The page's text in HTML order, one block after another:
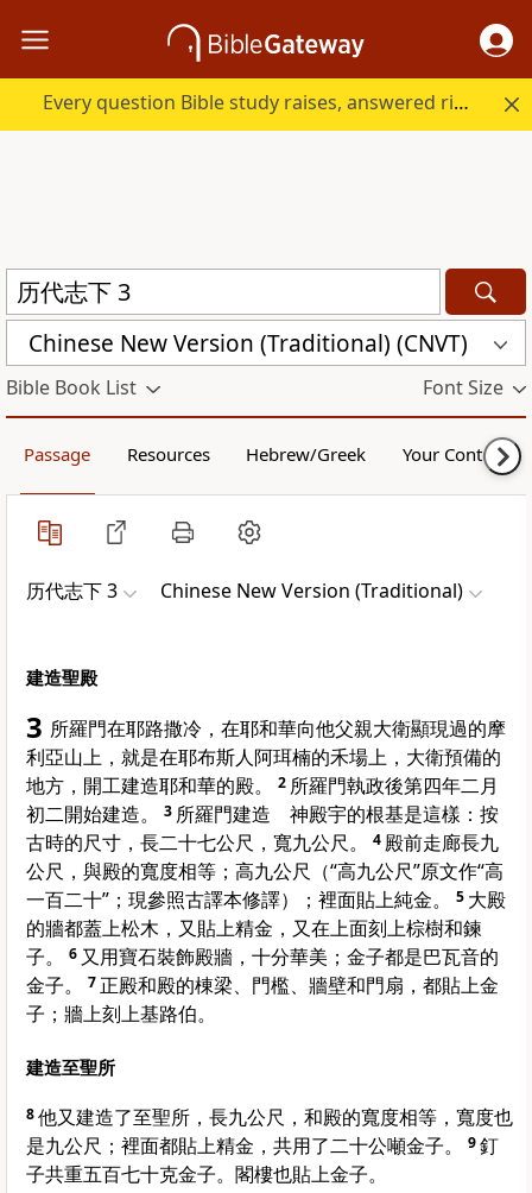
Every question Bible study raises, answered right here.
Chinese New Version (Traditional) (CNVT)
Bible Book List Font Size
Passage Resources Hebrew/Greek Your Content
历代志下 3 Chinese New Version (Traditional)
建造聖殿
3 所羅門在耶路撒冷，在耶和華向他父親大衛顯現過的摩
利亞山上，就是在耶布斯人阿珥楠的禾場上，大衛預備的
地方，開工建造耶和華的殿。
2 所羅門執政後第四年二月
初二開始建造。
3 所羅門建造 神殿宇的根基是這樣：按
古時的尺寸，長二十七公尺，寬九公尺。
4 殿前走廊長九
公尺，與殿的寬度相等；高九公尺（“高九公尺”原文作“高
一百二十”；現參照古譯本修譯）；裡面貼上純金。
5 大殿
的牆都蓋上松木，又貼上精金，又在上面刻上棕樹和鍊
子。
6 又用寶石裝飾殿牆，十分華美；金子都是巴瓦音的
金子。
7 正殿和殿的棟梁、門檻、牆壁和門扇，都貼上金
子；牆上刻上基路伯。
建造至聖所
8他又建造了至聖所，長九公尺，和殿的寬度相等，寬度也
是九公尺；裡面都貼上精金，共用了二十公噸金子。
9釘
子共重五百七十克金子。閣樓也貼上金子。